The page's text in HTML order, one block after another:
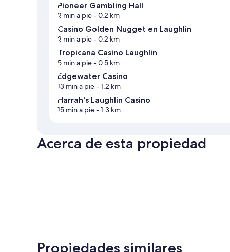
Pioneer Gambling Hall
2 min a pie- 0.2 km
Casino Golden Nugget en Laughlin
2 min a pie- 0.2 km
Tropicana Casino Laughlin
5 min a pie- 0.5 km
Edgewater Casino
13 min a pie- 1.2 km
Harrah's Laughlin Casino
15 min a pie- 1.3 km
Acerca de esta propiedad
Propiedades similares